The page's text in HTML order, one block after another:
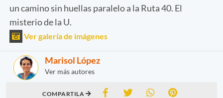
un camino sin huellas paralelo a la Ruta 40. El
misterio de la U.
Ver galería de imágenes
Marisol López
Ver más autores
COMPARTILA